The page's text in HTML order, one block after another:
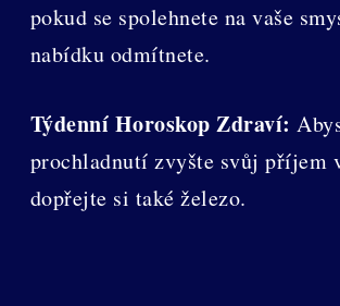
pokud se spolehnete na vaše
nabídku odmítnete.
Týdenní Horoskop Zdraví:
prochladnutí zvyšte svůj příjem
dopřejte si také železo.